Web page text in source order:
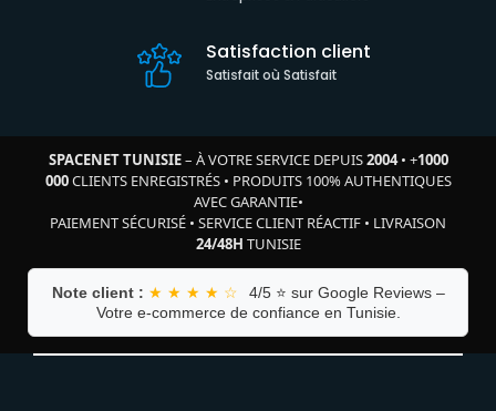
Satisfaction client
Satisfait où Satisfait
SPACENET TUNISIE– À VOTRE SERVICE DEPUIS2004• +1000
000CLIENTS ENREGISTRÉS• PRODUITS 100% AUTHENTIQUES
AVEC GARANTIE•
PAIEMENT SÉCURISÉ • SERVICE CLIENT RÉACTIF • LIVRAISON
24/48H TUNISIE
Note client : ★ ★ ★ ★ ☆
4/5 ⭐ sur Google Reviews –
Votre e-commerce de confiance en Tunisie.